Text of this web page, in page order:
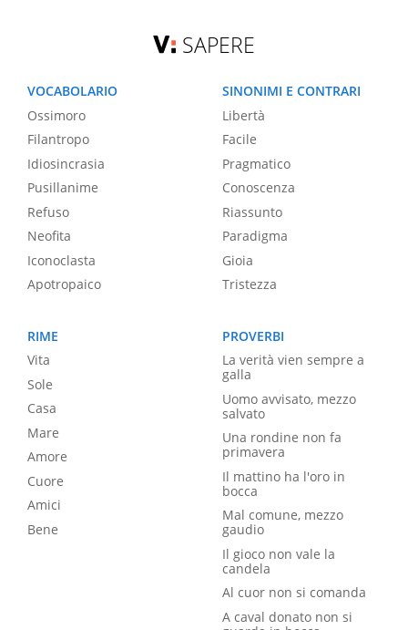
SAPERE
VOCABOLARIO
Ossimoro
Filantropo
Idiosincrasia
Pusillanime
Refuso
Neofita
Iconoclasta
Apotropaico
SINONIMI E CONTRARI
Libertà
Facile
Pragmatico
Conoscenza
Riassunto
Paradigma
Gioia
Tristezza
RIME
Vita
Sole
Casa
Mare
Amore
Cuore
Amici
Bene
PROVERBI
La verità vien sempre a
galla
Uomo avvisato, mezzo
salvato
Una rondine non fa
primavera
Il mattino ha l'oro in
bocca
Mal comune, mezzo
gaudio
Il gioco non vale la
candela
Al cuor non si comanda
A caval donato non si